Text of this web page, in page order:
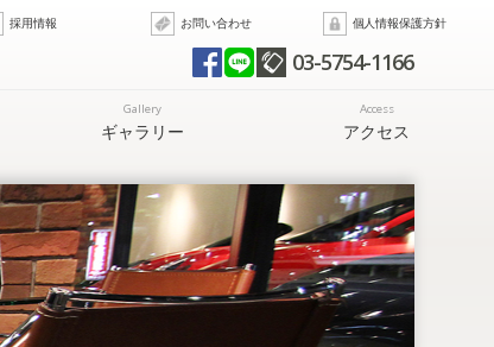
採用情報 お問い合わせ 個人情報保護方針
03-5754-1166
Gallery
ギャラリー
Access
アクセス